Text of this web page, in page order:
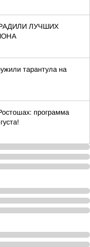
ЛУЧШИХ
тарантула на
программа